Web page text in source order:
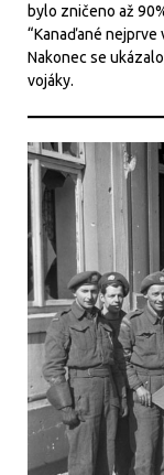
bylo zničeno až
“Kanaďané nejprve
Nakonec se
vojáky.